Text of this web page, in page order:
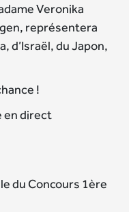
Veronika
représentera
d’Israël, du Japon,
!
en direct
du Concours 1ère